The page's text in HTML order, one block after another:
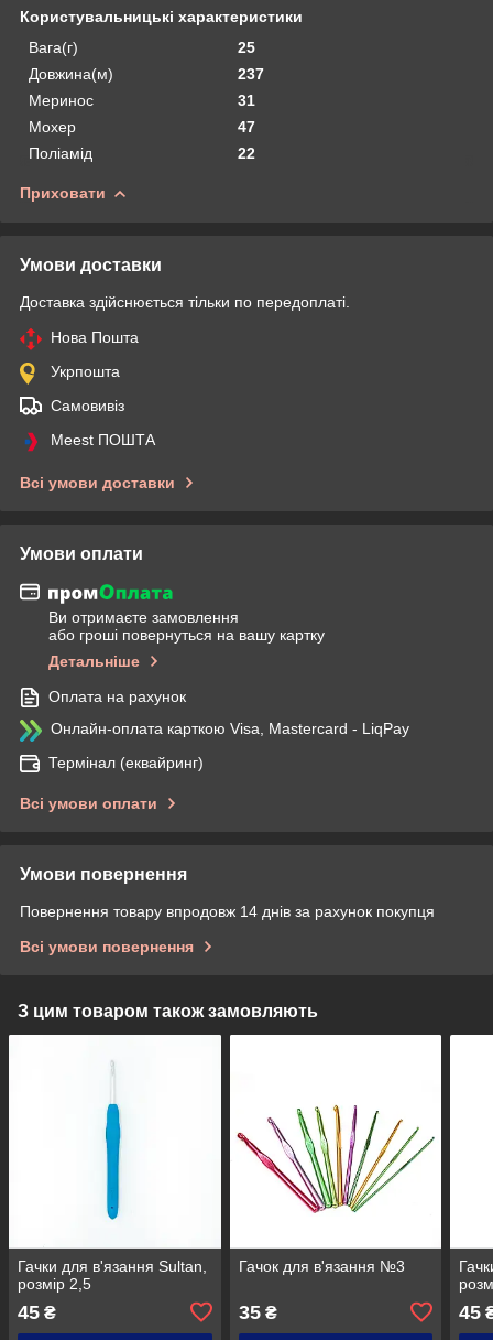
Користувальницькі характеристики
Вага(г)
25
Довжина(м)
237
Меринос
31
Мохер
47
Поліамід
22
Приховати
Умови доставки
Доставка здійснюється тільки по передоплаті.
Нова Пошта
Укрпошта
Самовивіз
Meest ПОШТА
Всі умови доставки
Умови оплати
Ви отримаєте замовлення
або гроші повернуться на вашу картку
Детальніше
Оплата на рахунок
Онлайн-оплата карткою Visa, Mastercard - LiqPay
Термінал (еквайринг)
Всі умови оплати
Умови повернення
Повернення товару впродовж 14 днів за рахунок покупця
Всі умови повернення
З цим товаром також замовляють
Гачки для в'язання Sultan,
розмір 2,5
45 ₴
Гачок для в'язання №3
35₴ 45